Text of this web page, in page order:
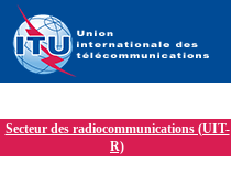
Secteur des radiocommunications (UIT-
R)